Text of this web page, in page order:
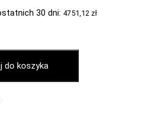
30 dni: 4751,12 zł
do koszyka